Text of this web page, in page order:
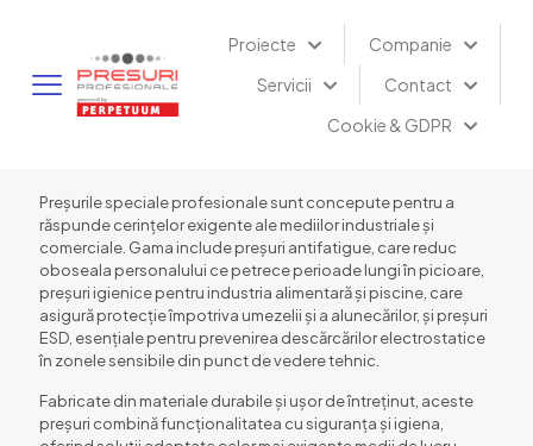
Proiecte
Companie
Servicii
Contact
Cookie & GDPR
Preșurile speciale profesionale sunt concepute pentru a
răspunde cerințelor exigente ale mediilor industriale și
comerciale. Gama include preșuri antifatigue, care reduc
oboseala personalului ce petrece perioade lungi în picioare,
preșuri igienice pentru industria alimentară și piscine, care
asigură protecție împotriva umezelii și a alunecărilor, și preșuri
ESD, esențiale pentru prevenirea descărcărilor electrostatice
în zonele sensibile din punct de vedere tehnic.
Fabricate din materiale durabile și ușor de întreținut, aceste
preșuri combină funcționalitatea cu siguranța și igiena,